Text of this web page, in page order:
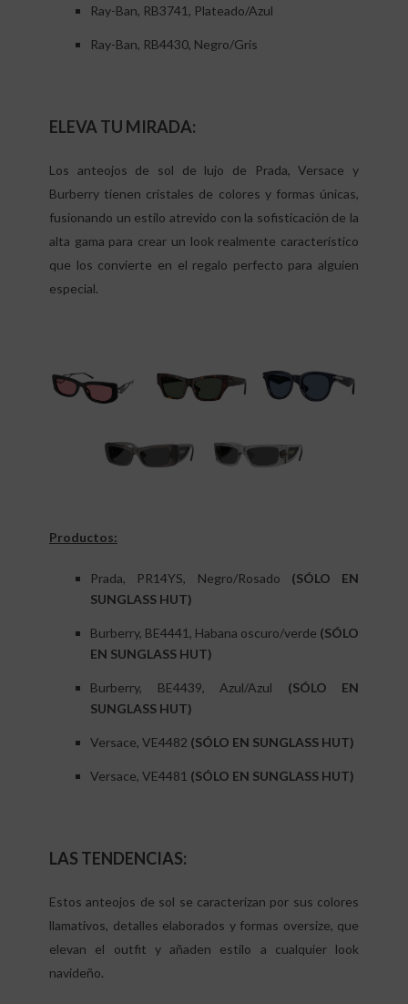
Ray-Ban, RB3741, Plateado/Azul
Ray-Ban, RB4430, Negro/Gris
ELEVA TU MIRADA:
Los anteojos de sol de lujo de Prada, Versace y
Burberry tienen cristales de colores y formas únicas,
fusionando un estilo atrevido con la sofisticación de la
alta gama para crear un look realmente característico
que los convierte en el regalo perfecto para alguien
especial.
Productos:
Prada, PR14YS, Negro/Rosado (SÓLO EN
SUNGLASS HUT)
Burberry, BE4441, Habana oscuro/verde (SÓLO
EN SUNGLASS HUT)
Burberry, BE4439, Azul/Azul (SÓLO EN
SUNGLASS HUT)
Versace, VE4482 (SÓLO EN SUNGLASS HUT)
Versace, VE4481 (SÓLO EN SUNGLASS HUT)
LAS TENDENCIAS:
Estos anteojos de sol se caracterizan por sus colores
llamativos, detalles elaborados y formas oversize, que
elevan el outfit y añaden estilo a cualquier look
navideño.